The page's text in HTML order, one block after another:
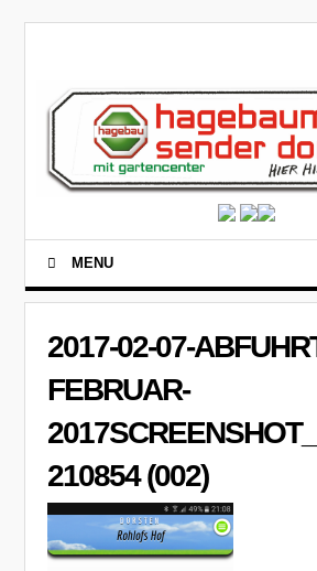
MENU
2017-02-07-
FEBRUAR-
210854 (002)